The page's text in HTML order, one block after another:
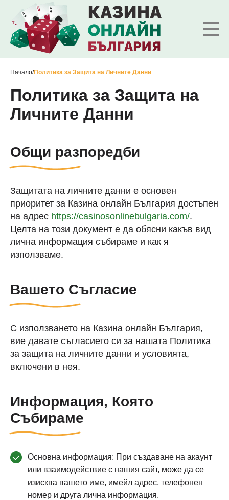
Начало/Политика за Защита на Личните Данни
Политика за Защита на
Личните Данни
Общи разпоредби
Защитата на личните данни е основен
приоритет за Казина онлайн България достъпен
на адрес https://casinosonlinebulgaria.com/.
Целта на този документ е да обясни какъв вид
лична информация събираме и как я
използваме.
Вашето Съгласие
С използването на Казина онлайн България,
вие давате съгласието си за нашата Политика
за защита на личните данни и условията,
включени в нея.
Информация, Която
Събираме
Основна информация: При създаване на акаунт
или взаимодействие с нашия сайт, може да се
изисква вашето име, имейл адрес, телефонен
номер и друга лична информация.